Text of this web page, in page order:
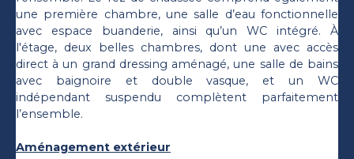
une première chambre, une salle d’eau fonctionnelle
avec espace buanderie, ainsi qu’un WC intégré. À
l'étage, deux belles chambres, dont une avec accès
direct à un grand dressing aménagé, une salle de bains
avec baignoire et double vasque, et un WC
indépendant suspendu complètent parfaitement
l’ensemble.
Aménagement extérieur